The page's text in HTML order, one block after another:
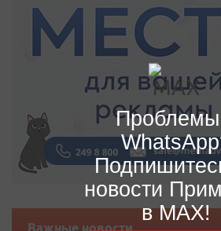
Важные новости
новости
в MAX!